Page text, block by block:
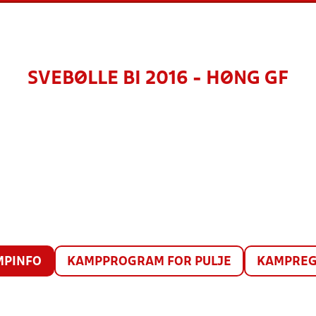
SVEBØLLE BI 2016 - HØNG GF
KAMPPROGRAM FOR PULJE